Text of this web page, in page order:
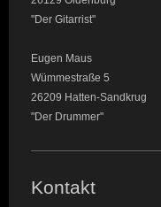
"Der Gitarrist"
Eugen Maus
Wümmestraße 5
26209 Hatten-Sandkrug
"Der Drummer"
Kontakt